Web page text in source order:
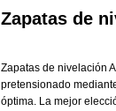
Zapatas de
Zapatas de nivelación
pretensionado
óptima. La mejor